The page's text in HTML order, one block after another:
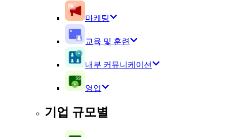
마케팅
교육 및 훈련
내부 커뮤니케이션
영업
기업 규모별